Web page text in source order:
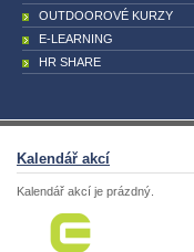
OUTDOOROVÉ KURZY
E-LEARNING
HR SHARE
Kalendář akcí
Kalendář akcí je prázdný.